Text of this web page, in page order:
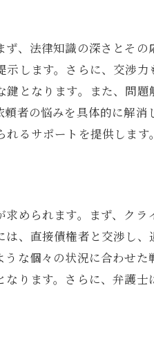
性
割
士のサポートの重要性
る方法
リット
シュ方法
識とアドバイス
、法律知識の深さとそ
します。さらに、交渉
となります。また、問
者の悩みを具体的に解
るサポートを提供します。
められます。まず、ク
、直接債権者と交渉し
な個々の状況に合わせ
ります。さらに、弁護